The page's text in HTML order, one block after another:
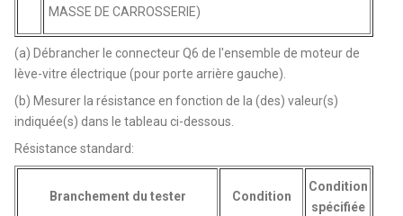
MASSE DE CARROSSERIE)
(a) Débrancher le connecteur Q6 de l'ensemble de moteur de
lève-vitre électrique (pour porte arrière gauche).
(b) Mesurer la résistance en fonction de la (des) valeur(s)
indiquée(s) dans le tableau ci-dessous.
Résistance standard:
Branchement du tester Condition
Condition
spécifiée